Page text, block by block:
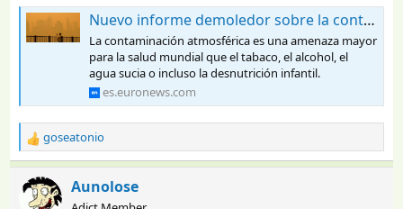
Nuevo informe demoledor sobre la contaminación atmosférica
La contaminación atmosférica es una amenaza mayor
para la salud mundial que el tabaco, el alcohol, el
agua sucia o incluso la desnutrición infantil.
es.euronews.com
R
e
a
c
goseatonio
Aunolose